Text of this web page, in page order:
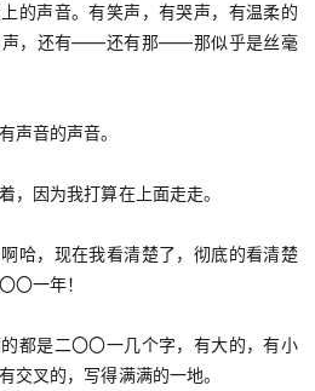
的声音。有笑声，有哭声，有温柔的
声，还有——还有那——那似乎是丝毫
声音的声音。
，因为我打算在上面走走。
哈，现在我看清楚了，彻底的看清楚
〇一年！
都是二〇〇一几个字，有大的，有小
交叉的，写得满满的一地。